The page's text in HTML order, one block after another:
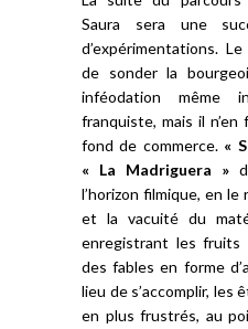
Saura sera une
d’expérimentations.
de sonder la
inféodation même
franquiste, mais il
fond de commerce.«
« La Madriguera »
l’horizon filmique, en
et la vacuité du
enregistrant les fruits
des fables en forme
lieu de s’accomplir, les
en plus frustrés, au